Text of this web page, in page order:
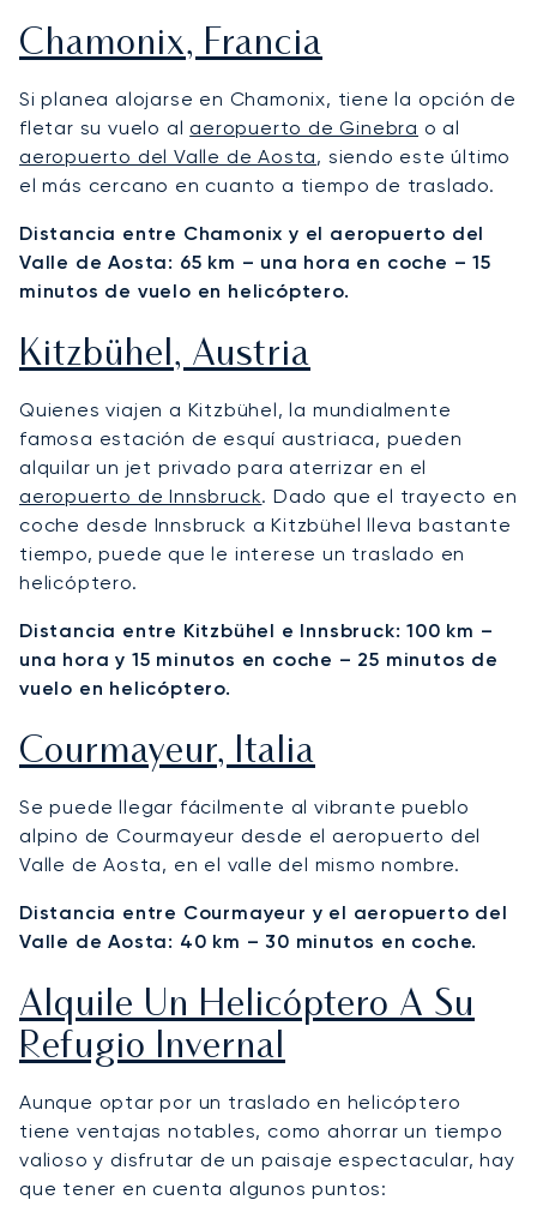
Chamonix, Francia
Si planea alojarse en Chamonix, tiene la opción de
fletar su vuelo al aeropuerto de Ginebra o al
aeropuerto del Valle de Aosta, siendo este último
el más cercano en cuanto a tiempo de traslado.
Distancia entre Chamonix y el aeropuerto del
Valle de Aosta: 65 km – una hora en coche – 15
minutos de vuelo en helicóptero.
Kitzbühel, Austria
Quienes viajen a Kitzbühel, la mundialmente
famosa estación de esquí austriaca, pueden
alquilar un jet privado para aterrizar en el
aeropuerto de Innsbruck. Dado que el trayecto en
coche desde Innsbruck a Kitzbühel lleva bastante
tiempo, puede que le interese un traslado en
helicóptero.
Distancia entre Kitzbühel e Innsbruck: 100 km –
una hora y 15 minutos en coche – 25 minutos de
vuelo en helicóptero.
Courmayeur, Italia
Se puede llegar fácilmente al vibrante pueblo
alpino de Courmayeur desde el aeropuerto del
Valle de Aosta, en el valle del mismo nombre.
Distancia entre Courmayeur y el aeropuerto del
Valle de Aosta: 40 km – 30 minutos en coche.
Alquile Un Helicóptero A Su
Refugio Invernal
Aunque optar por un traslado en helicóptero
tiene ventajas notables, como ahorrar un tiempo
valioso y disfrutar de un paisaje espectacular, hay
que tener en cuenta algunos puntos: